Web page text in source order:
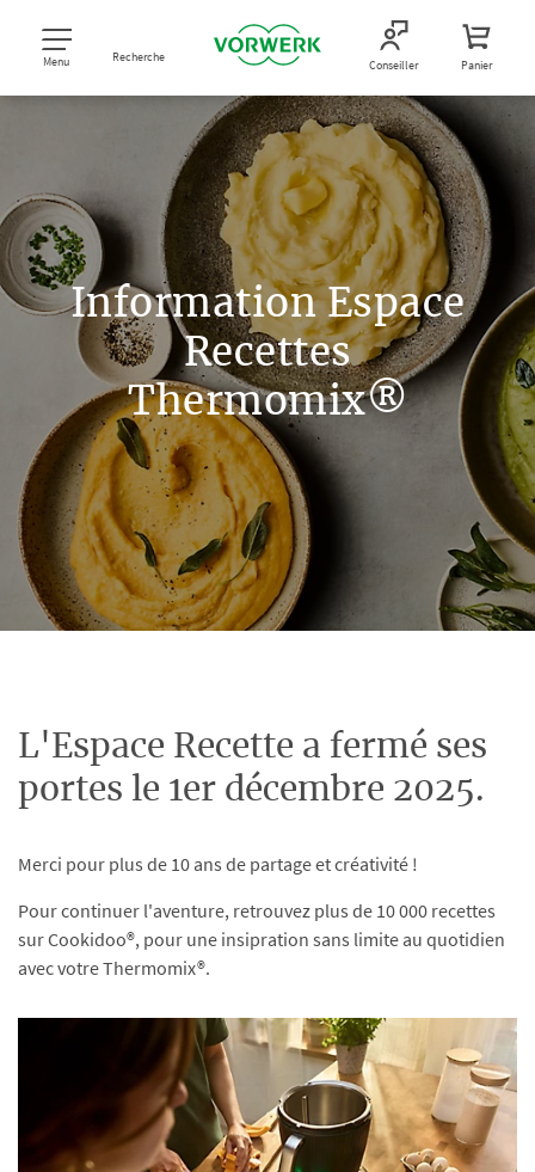
Menu Recherche Conseiller Panier
Information Espace
Recettes
Thermomix®
L'Espace Recette a fermé ses
portes le 1er décembre 2025.
Merci pour plus de 10 ans de partage et créativité !
Pour continuer l'aventure, retrouvez plus de 10 000 recettes
sur Cookidoo®, pour une insipration sans limite au quotidien
avec votre Thermomix®.